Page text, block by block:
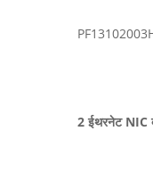
2 ईथरनेट NIC